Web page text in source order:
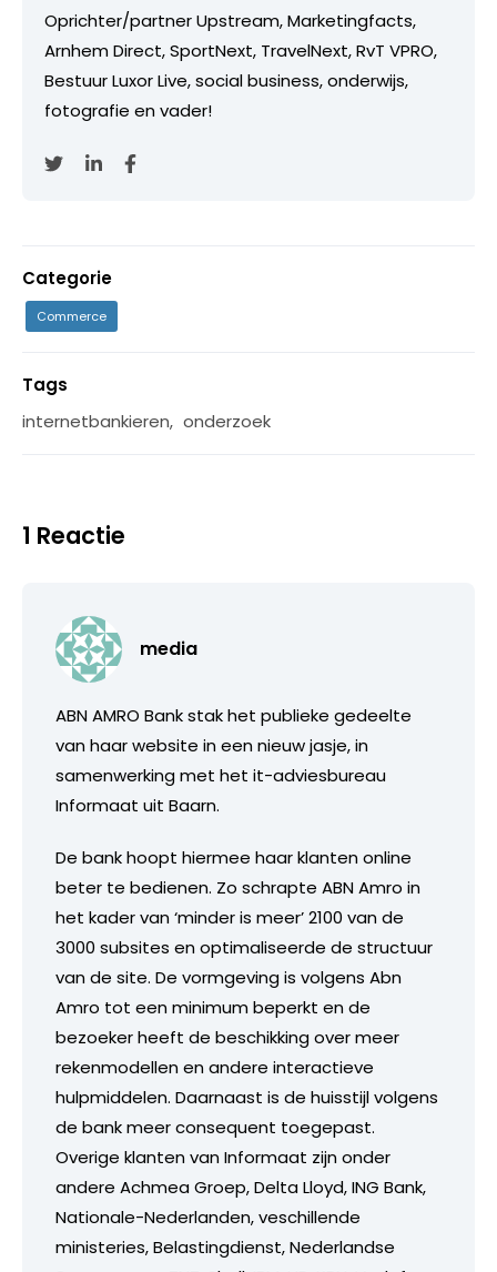
Oprichter/partner Upstream, Marketingfacts,
Arnhem Direct, SportNext, TravelNext, RvT VPRO,
Bestuur Luxor Live, social business, onderwijs,
fotografie en vader!
Categorie
Commerce
Tags
internetbankieren, onderzoek
1 Reactie
media
ABN AMRO Bank stak het publieke gedeelte
van haar website in een nieuw jasje, in
samenwerking met het it-adviesbureau
Informaat uit Baarn.
De bank hoopt hiermee haar klanten online
beter te bedienen. Zo schrapte ABN Amro in
het kader van ‘minder is meer’ 2100 van de
3000 subsites en optimaliseerde de structuur
van de site. De vormgeving is volgens Abn
Amro tot een minimum beperkt en de
bezoeker heeft de beschikking over meer
rekenmodellen en andere interactieve
hulpmiddelen. Daarnaast is de huisstijl volgens
de bank meer consequent toegepast.
Overige klanten van Informaat zijn onder
andere Achmea Groep, Delta Lloyd, ING Bank,
Nationale-Nederlanden, veschillende
ministeries, Belastingdienst, Nederlandse